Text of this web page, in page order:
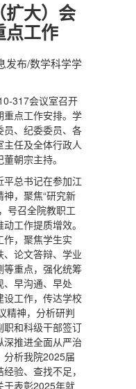
扩大）会
点工作
发布/数学科学学
317会议室召开
重点工作安排。学
员、纪委委员、各
任及全体行政人
朝宗主持。
总书记在参加江
，聚焦“研究新
号召全院教职工
工作提质增效。
，聚焦学生实
论文答辩、学业
等重点，强化统筹
早沟通、早处
设工作，传达学校
精神，分析研判
和科级干部签订
推进全面从严治
分析我院2025届
验、查找不足，
于表彰2025年就